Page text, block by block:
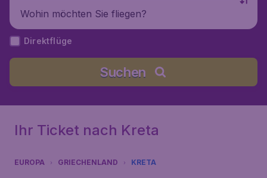
Wohin möchten Sie fliegen?
Direktflüge
Suchen
Ihr Ticket nach Kreta
EUROPA GRIECHENLAND KRETA